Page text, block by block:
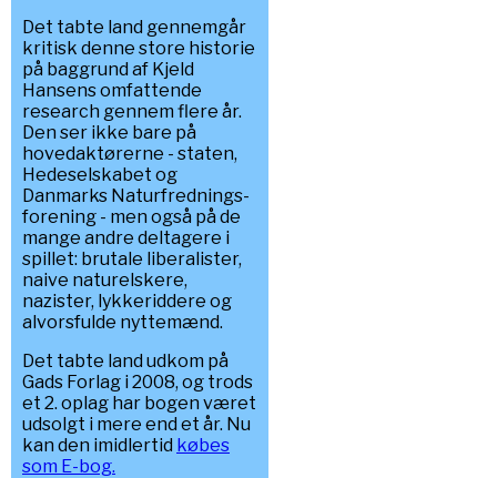
Det tabte land gennemgår
kritisk denne store historie
på baggrund af Kjeld
Hansens omfattende
research gennem flere år.
Den ser ikke bare på
hovedaktørerne - staten,
Hedeselskabet og
Danmarks Naturfrednings-
forening - men også på de
mange andre deltagere i
spillet: brutale liberalister,
naive naturelskere,
nazister, lykkeriddere og
alvorsfulde nyttemænd.
Det tabte land udkom på
Gads Forlag i 2008, og trods
et 2. oplag har bogen været
udsolgt i mere end et år. Nu
kan den imidlertid købes
som E-bog.